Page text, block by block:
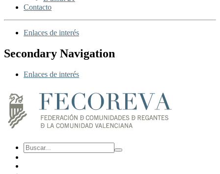
Contacto
Enlaces de interés
Secondary Navigation
Enlaces de interés